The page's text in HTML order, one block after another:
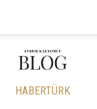
HABERTÜRK